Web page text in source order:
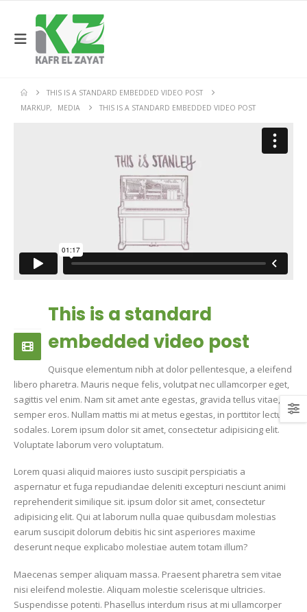
THIS IS A STANDARD EMBEDDED VIDEO POST
MARKUP, MEDIA THIS IS A STANDARD EMBEDDED VIDEO POST
This is a standard
embedded video post
Quisque elementum nibh at dolor pellentesque, a eleifend
libero pharetra. Mauris neque felis, volutpat nec ullamcorper eget,
sagittis vel enim. Nam sit amet ante egestas, gravida tellus vitae,
semper eros. Nullam mattis mi at metus egestas, in porttitor lectus
sodales. Lorem ipsum dolor sit amet, consectetur adipisicing elit.
Voluptate laborum vero voluptatum.
Lorem quasi aliquid maiores iusto suscipit perspiciatis a
aspernatur et fuga repudiandae deleniti excepturi nesciunt animi
reprehenderit similique sit. ipsum dolor sit amet, consectetur
adipisicing elit. Qui at laborum nulla quae quibusdam molestias
earum suscipit dolorum debitis hic sint asperiores maxime
deserunt neque explicabo molestiae autem totam illum?
Maecenas semper aliquam massa. Praesent pharetra sem vitae
nisi eleifend molestie. Aliquam molestie scelerisque ultricies.
Suspendisse potenti. Phasellus interdum risus at mi ullamcorper